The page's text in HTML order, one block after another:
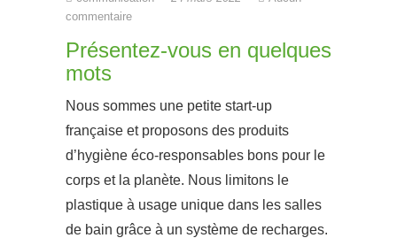
commentaire
Présentez-vous en quelques
mots
Nous sommes une petite start-up
française et proposons des produits
d’hygiène éco-responsables bons pour le
corps et la planète. Nous limitons le
plastique à usage unique dans les salles
de bain grâce à un système de recharges.